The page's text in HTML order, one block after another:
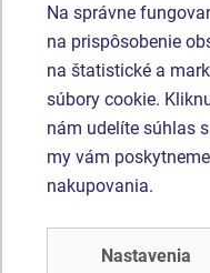
Závesné laná sú
lana z polypropylénu s
Všetok spojovací
Produkt - REH-6221K-10
Reťazová
- celokovová (v.p. 1,0
Na správne
na prispôsobenie
na štatistické a
súbory cookie.
nám udelíte súhlas
my vám
nakupovania.
Nastavenia